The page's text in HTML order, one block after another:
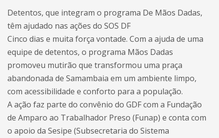
Detentos, que integram o programa De Mãos Dadas,
têm ajudado nas ações do SOS DF
Cinco dias e muita força vontade. Com a ajuda de uma
equipe de detentos, o programa Mãos Dadas
promoveu mutirão que transformou uma praça
abandonada de Samambaia em um ambiente limpo,
com acessibilidade e conforto para a população.
A ação faz parte do convênio do GDF com a Fundação
de Amparo ao Trabalhador Preso (Funap) e conta com
o apoio da Sesipe (Subsecretaria do Sistema